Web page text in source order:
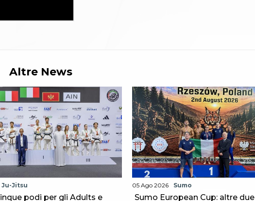
Altre News
Ju-Jitsu
podi per gli Adults e
05 Ago 2026 Sumo
Sumo European Cup: altre due